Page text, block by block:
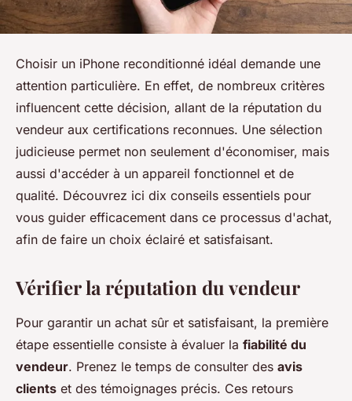
Choisir un iPhone reconditionné idéal demande une
attention particulière. En effet, de nombreux critères
influencent cette décision, allant de la réputation du
vendeur aux certifications reconnues. Une sélection
judicieuse permet non seulement d'économiser, mais
aussi d'accéder à un appareil fonctionnel et de
qualité. Découvrez ici dix conseils essentiels pour
vous guider efficacement dans ce processus d'achat,
afin de faire un choix éclairé et satisfaisant.
Vérifier la réputation du vendeur
Pour garantir un achat sûr et satisfaisant, la première
étape essentielle consiste à évaluer la fiabilité du
vendeur. Prenez le temps de consulter des avis
clients et des témoignages précis. Ces retours